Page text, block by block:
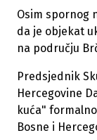
Osim spornog
da je objekat
na području
Predsjednik
Hercegovine
kuća"
Bosne i